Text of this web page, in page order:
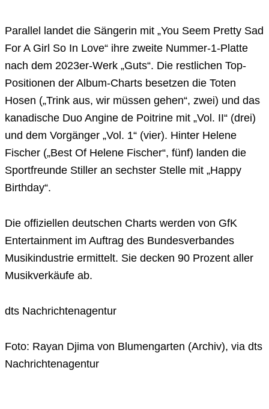
Parallel landet die Sängerin mit „You Seem Pretty Sad
For A Girl So In Love“ ihre zweite Nummer-1-Platte
nach dem 2023er-Werk „Guts“. Die restlichen Top-
Positionen der Album-Charts besetzen die Toten
Hosen („Trink aus, wir müssen gehen“, zwei) und das
kanadische Duo Angine de Poitrine mit „Vol. II“ (drei)
und dem Vorgänger „Vol. 1“ (vier). Hinter Helene
Fischer („Best Of Helene Fischer“, fünf) landen die
Sportfreunde Stiller an sechster Stelle mit „Happy
Birthday“.
Die offiziellen deutschen Charts werden von GfK
Entertainment im Auftrag des Bundesverbandes
Musikindustrie ermittelt. Sie decken 90 Prozent aller
Musikverkäufe ab.
dts Nachrichtenagentur
Foto: Rayan Djima von Blumengarten (Archiv), via dts
Nachrichtenagentur